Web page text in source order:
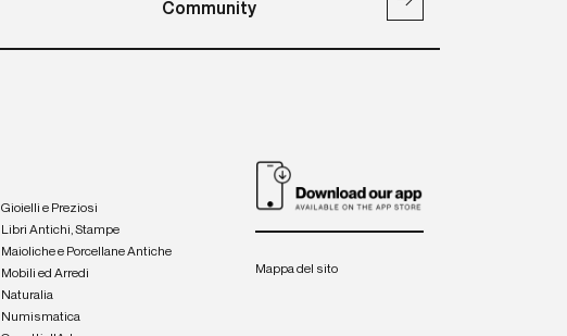
Community
Gioielli e Preziosi
Libri Antichi, Stampe
Maioliche e Porcellane Antiche
Mobili ed Arredi
Naturalia
Numismatica
Mappa del sito